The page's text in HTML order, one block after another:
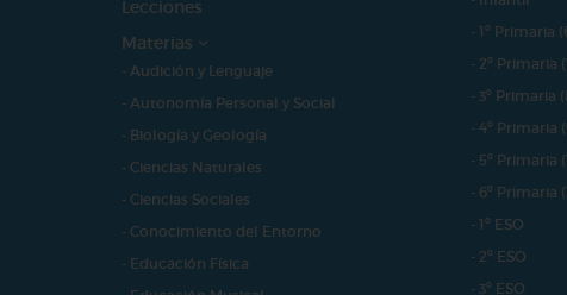
Lecciones
Materias
- Audición y Lenguaje
- Autonomía Personal y Social
- Biología y Geología
- Ciencias Naturales
- Ciencias Sociales
- Conocimiento del Entorno
- Educación Física
- 1º Primaria
- 2º Primaria
- 3º Primaria
- 4º Primaria
- 5º Primaria
- 6º Primaria
- 1º ESO
- 2º ESO
- 3º ESO